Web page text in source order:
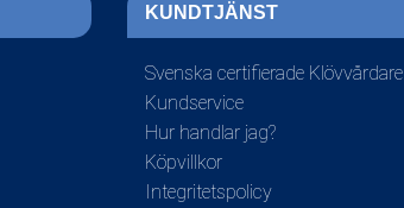
KUNDTJÄNST
Svenska certifierade Klövvårdare
Kundservice
Hur handlar jag?
Köpvillkor
Integritetspolicy